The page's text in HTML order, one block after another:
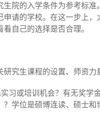
院的入学条件为参考标
申请的学校。在这一步上
自己的选择是否合理。
究生课程的设置、师资
习或培训机会？有无奖
？学位是硕博连读、硕士